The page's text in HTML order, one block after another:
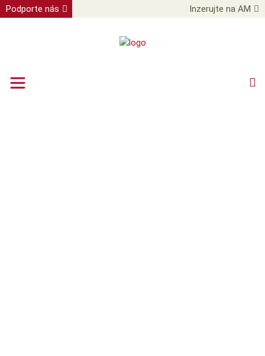
Podporte nás Inzerujte na AM